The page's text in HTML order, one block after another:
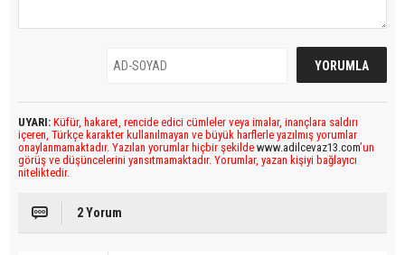
UYARI: Küfür, hakaret, rencide edici cümleler veya imalar, inançlara saldırı
içeren, Türkçe karakter kullanılmayan ve büyük harflerle yazılmış yorumlar
onaylanmamaktadır. Yazılan yorumlar hiçbir şekilde www.adilcevaz13.com’un
görüş ve düşüncelerini yansıtmamaktadır. Yorumlar, yazan kişiyi bağlayıcı
niteliktedir.
2 Yorum